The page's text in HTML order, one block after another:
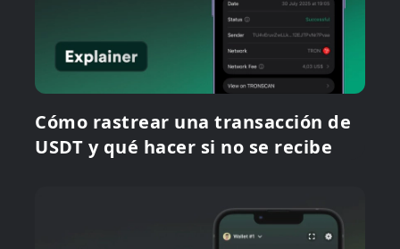
Cómo rastrear una transacción de
USDT y qué hacer si no se recibe